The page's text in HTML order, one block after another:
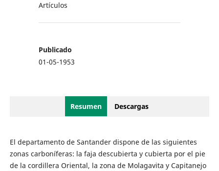
Artículos
Publicado
01-05-1953
Resumen Descargas
El departamento de Santander dispone de las siguientes
zonas carboníferas: la faja descubierta y cubierta por el pie
de la cordillera Oriental, la zona de Molagavita y Capitanejo